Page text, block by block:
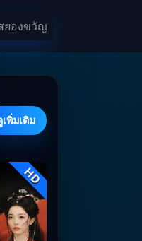
ยองขวัญ
เพิ่มเติม
HD